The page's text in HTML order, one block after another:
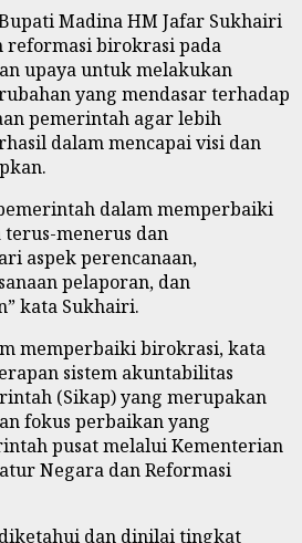
Madina HM Jafar Sukhairi
reformasi birokrasi pada
upaya untuk melakukan
yang mendasar terhadap
pemerintah agar lebih
dalam mencapai visi dan
dalam memperbaiki
menerus dan
aspek perencanaan,
pelaporan, dan
kata Sukhairi.
memperbaiki birokrasi, kata
sistem akuntabilitas
(Sikap) yang merupakan
fokus perbaikan yang
pusat melalui Kementerian
Negara dan Reformasi
dan dinilai tingkat